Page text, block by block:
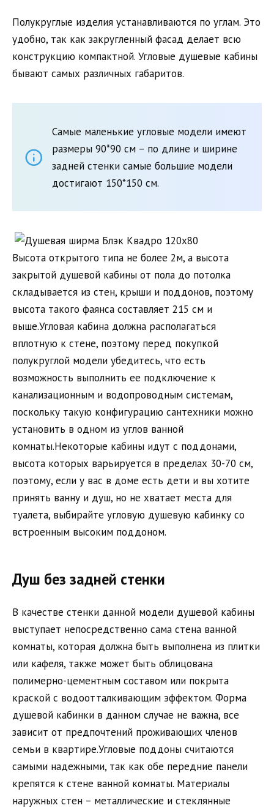
Полукруглые изделия устанавливаются по углам. Это
удобно, так как закругленный фасад делает всю
конструкцию компактной. Угловые душевые кабины
бывают самых различных габаритов.
Самые маленькие угловые модели имеют
размеры 90*90 см – по длине и ширине
задней стенки самые большие модели
достигают 150*150 см.
Высота открытого типа не более 2м, а высота
закрытой душевой кабины от пола до потолка
складывается из стен, крыши и поддонов, поэтому
высота такого фаянса составляет 215 см и
выше.Угловая кабина должна располагаться
вплотную к стене, поэтому перед покупкой
полукруглой модели убедитесь, что есть
возможность выполнить ее подключение к
канализационным и водопроводным системам,
поскольку такую конфигурацию сантехники можно
установить в одном из углов ванной
комнаты.Некоторые кабины идут с поддонами,
высота которых варьируется в пределах 30-70 см,
поэтому, если у вас в доме есть дети и вы хотите
принять ванну и душ, но не хватает места для
туалета, выбирайте угловую душевую кабинку со
встроенным высоким поддоном.
Душ без задней стенки
В качестве стенки данной модели душевой кабины
выступает непосредственно сама стена ванной
комнаты, которая должна быть выполнена из плитки
или кафеля, также может быть облицована
полимерно-цементным составом или покрыта
краской с водоотталкивающим эффектом. Форма
душевой кабинки в данном случае не важна, все
зависит от предпочтений проживающих членов
семьи в квартире.Угловые поддоны считаются
самыми надежными, так как обе передние панели
крепятся к стене ванной комнаты. Материалы
наружных стен – металлические и стеклянные